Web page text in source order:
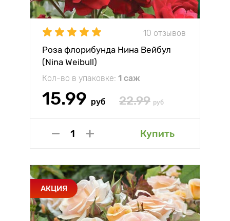
10 отзывов
Роза флорибунда Нина Вейбул
(Nina Weibull)
Кол-во в упаковке: 1 саж
15.99 руб 22.99 руб
Купить
АКЦИЯ